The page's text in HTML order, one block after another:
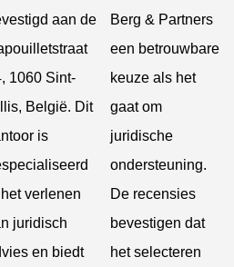
aan de
1060 Sint-
België. Dit
is
verlenen
juridisch
en biedt
Berg & Partners
een betrouwbare
keuze als het
gaat om
juridische
ondersteuning.
De recensies
bevestigen dat
het selecteren